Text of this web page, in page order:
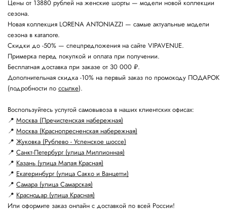
Цены от 13880 рублей на женские шорты — модели новой коллекции
сезона.
Новая коллекция LORENA ANTONIAZZI — самые актуальные модели
сезона в каталоге.
Скидки до -50% — спецпредложения на сайте VIPAVENUE.
Примерка перед покупкой и оплата при получении.
Бесплатная доставка при заказе от 30 000 ₽.
Дополнительная скидка -10% на первый заказ по промокоду ПОДАРОК
(подробности по ссылке).
Воспользуйтесь услугой самовывоза в наших клиентских офисах:
📍 Москва (Пречистенская набережная)
📍 Москва (Краснопресненская набережная)
📍 Жуковка (Рублево - Успенское шоссе)
📍 Санкт-Петербург (улица Миллионная)
📍 Казань (улица Малая Красная)
📍 Екатеринбург (улица Сакко и Ванцетти)
📍 Самара (улица Самарская)
📍 Краснодар (улица Красная)
Или оформите заказ онлайн с доставкой по всей России!